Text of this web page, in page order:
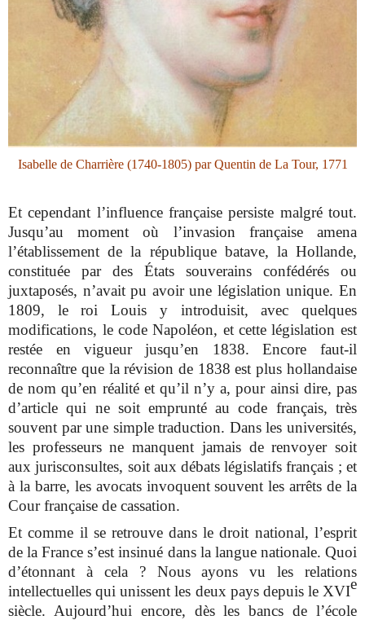
Isabelle de Charrière (1740-1805) par Quentin de La Tour, 1771
Et cependant l’influence française persiste malgré tout.
Jusqu’au moment où l’invasion française amena
l’établissement de la république batave, la Hollande,
constituée par des États souverains confédérés ou
juxtaposés, n’avait pu avoir une législation unique. En
1809, le roi Louis y introduisit, avec quelques
modifications, le code Napoléon, et cette législation est
restée en vigueur jusqu’en 1838. Encore faut-il
reconnaître que la révision de 1838 est plus hollandaise
de nom qu’en réalité et qu’il n’y a, pour ainsi dire, pas
d’article qui ne soit emprunté au code français, très
souvent par une simple traduction. Dans les universités,
les professeurs ne manquent jamais de renvoyer soit
aux jurisconsultes, soit aux débats législatifs français ; et
à la barre, les avocats invoquent souvent les arrêts de la
Cour française de cassation.
Et comme il se retrouve dans le droit national, l’esprit
de la France s’est insinué dans la langue nationale. Quoi
d’étonnant à cela ? Nous ayons vu les relations
intellectuelles qui unissent les deux pays depuis le XVIe
siècle. Aujourd’hui encore, dès les bancs de l’école